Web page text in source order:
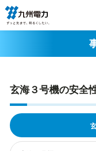
玄海３号機の安全